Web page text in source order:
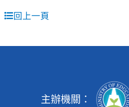
回上一頁
主辦機關：